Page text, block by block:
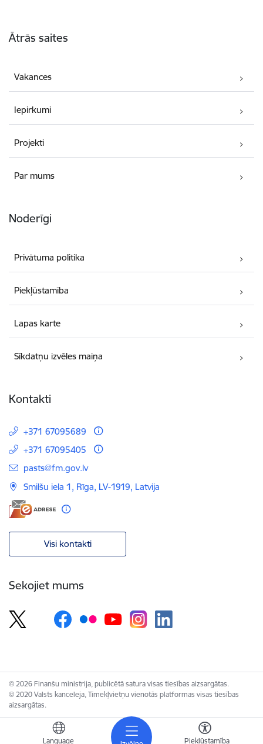
Language Piekļūstamība
Ātrās saites
Vakances
Iepirkumi
Projekti
Par mums
Noderīgi
Privātuma politika
Piekļūstamība
Lapas karte
Sīkdatņu izvēles maiņa
Kontakti
+371 67095689
+371 67095405
E-pasts:
pasts@fm.gov.lv
Smilšu iela 1, Rīga, LV-1919, Latvija
Visi kontakti
Sekojiet mums
© 2026 Finanšu ministrija, publicētā satura visas tiesības aizsargātas.
© 2020 Valsts kanceleja, Tīmekļvietņu vienotās platformas visas tiesības
aizsargātas.